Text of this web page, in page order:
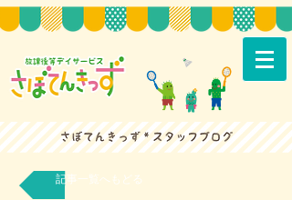
記事一覧へもどる